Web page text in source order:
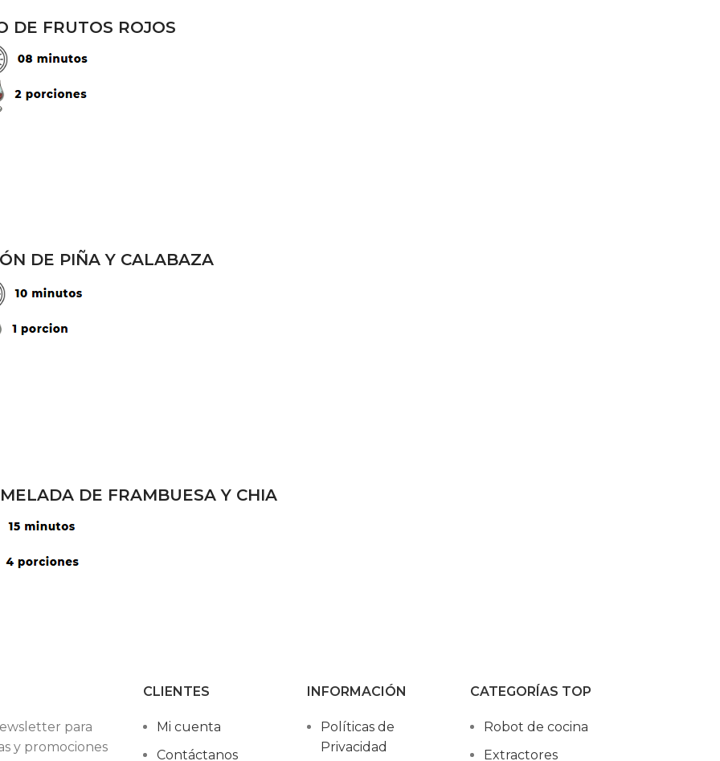
DE FRUTOS ROJOS
DE PIÑA Y CALABAZA
DE FRAMBUESA Y CHIA
para
y promociones
CLIENTES
Mi cuenta
Contáctanos
INFORMACIÓN
Políticas de
Privacidad
CATEGORÍAS TOP
Robot de cocina
Extractores